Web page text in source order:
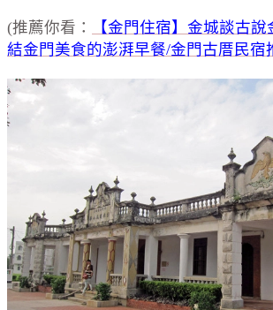
(推薦你看：
【金門住宿】金城談古
結金門美食的澎湃早餐/金門古厝民宿